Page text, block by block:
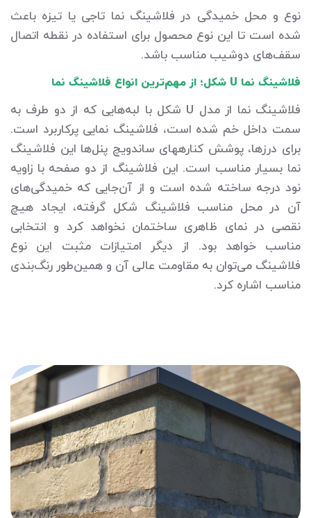
نوع و محل خمیدگی در فلاشینگ نما تاجی یا تیزه باعث
شده است تا این نوع محصول برای استفاده در نقطه اتصال
سقف‌های دوشیب مناسب باشد.
فلاشینگ نما U شکل؛ از مهم‌ترین انواع فلاشینگ نما
فلاشینگ نما از مدل U شکل با لبه‌هایی که از دو طرف به
سمت داخل خم شده است، فلاشینگ نمایی پرکاربرد است.
برای درزها، پوشش کناره‎های ساندویچ پنل‌ها این فلاشینگ
نما بسیار مناسب است. این فلاشینگ از دو صفحه با زاویه
نود درجه ساخته شده است و از آن‌جایی که خمیدگی‌های
آن در محل مناسب فلاشینگ شکل گرفته، ایجاد هیچ
نقصی در نمای ظاهری ساختمان نخواهد کرد و انتخابی
مناسب خواهد بود. از دیگر امتیازات مثبت این نوع
فلاشینگ می‌توان به مقاومت عالی آن و همین‌طور رنگ‌بندی
مناسب اشاره کرد.